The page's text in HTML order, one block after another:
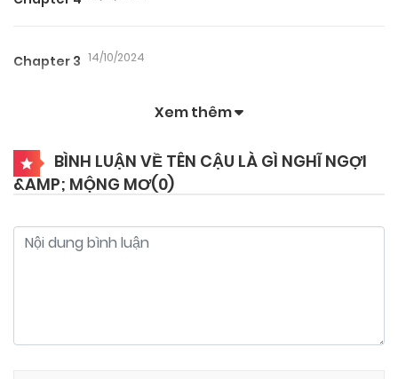
Chapter 3 14/10/2024
Chapter 1 14/10/2024
Xem thêm
BÌNH LUẬN VỀ TÊN CẬU LÀ GÌ NGHĨ NGỢI
&AMP; MỘNG MƠ(0)